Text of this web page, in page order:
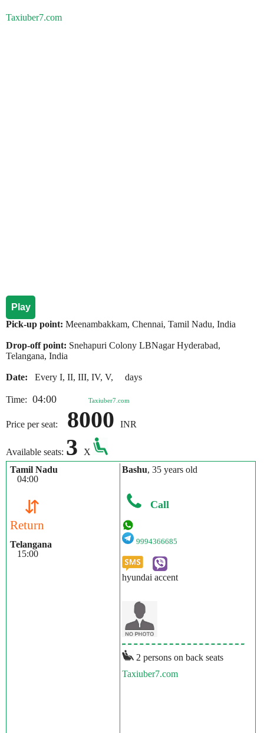
Taxiuber7.com
Play
Pick-up point: Meenambakkam, Chennai, Tamil Nadu, India
Drop-off point: Snehapuri Colony LBNagar Hyderabad,
Telangana, India
Date: Every I, II, III, IV, V, days
Time: 04:00 Taxiuber7.com
Price per seat: 8000 INR
Available seats: 3
X
Tamil Nadu
04:00
⇵
Return
Telangana
15:00
Bashu, 35 years old
Call
9994366685
hyundai accent
2 persons on back seats
Taxiuber7.com